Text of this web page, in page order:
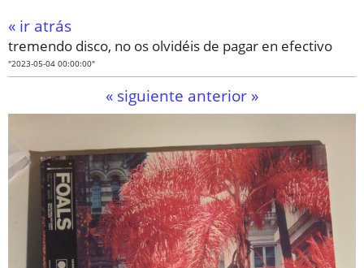
« ir atrás
tremendo disco, no os olvidéis de pagar en efectivo
"2023-05-04 00:00:00"
« siguiente anterior »